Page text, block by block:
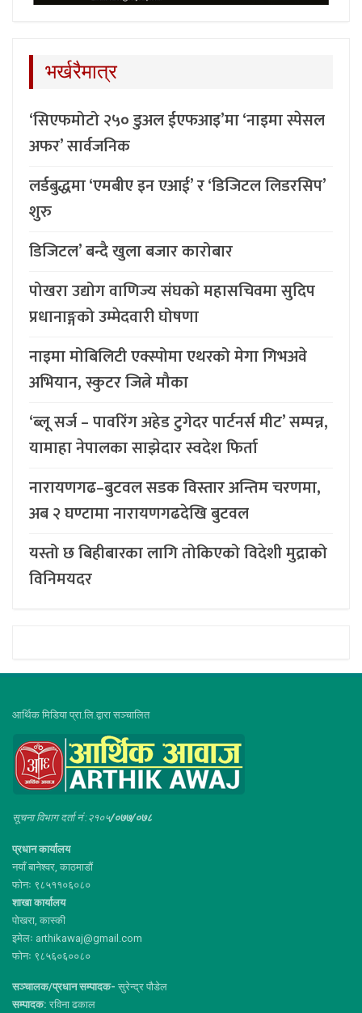
भर्खरैमात्र
‘सिएफमोटो २५० डुअल ईएफआइ’मा ‘नाइमा स्पेसल
अफर’ सार्वजनिक
लर्डबुद्धमा ‘एमबीए इन एआई’ र ‘डिजिटल लिडरसिप’
शुरु
डिजिटल’ बन्दै खुला बजार कारोबार
पोखरा उद्योग वाणिज्य संघको महासचिवमा सुदिप
प्रधानाङ्गको उम्मेदवारी घोषणा
नाइमा मोबिलिटी एक्स्पोमा एथरको मेगा गिभअवे
अभियान, स्कुटर जित्ने मौका
‘ब्लू सर्ज – पावरिंग अहेड टुगेदर पार्टनर्स मीट’ सम्पन्न,
यामाहा नेपालका साझेदार स्वदेश फिर्ता
नारायणगढ–बुटवल सडक विस्तार अन्तिम चरणमा,
अब २ घण्टामा नारायणगढदेखि बुटवल
यस्तो छ बिहीबारका लागि तोकिएको विदेशी मुद्राको
विनिमयदर
आर्थिक मिडिया प्रा.लि.द्वारा सञ्चालित
सूचना विभाग दर्ता नं :२१०५/०७७/०७८
प्रधान कार्यालय
नयाँ बानेश्वर, काठमाडौं
फोनः ९८५११०६०८०
शाखा कार्यालय
पोखरा, कास्की
इमेलः arthikawaj@gmail.com
फोनः ९८५६०६००८०
सञ्चालक/प्रधान सम्पादक- सुरेन्द्र पौडेल
सम्पादक: रविना ढकाल